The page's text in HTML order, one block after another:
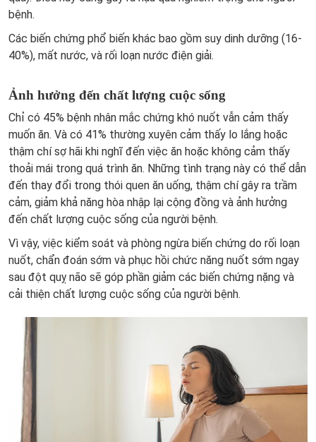
bệnh.
Các biến chứng phổ biến khác bao gồm suy dinh dưỡng (16-
40%), mất nước, và rối loạn nước điện giải.
Ảnh hưởng đến chất lượng cuộc sống
Chỉ có 45% bệnh nhân mắc chứng khó nuốt vẫn cảm thấy
muốn ăn. Và có 41% thường xuyên cảm thấy lo lắng hoặc
thậm chí sợ hãi khi nghĩ đến việc ăn hoặc không cảm thấy
thoải mái trong quá trình ăn. Những tình trạng này có thể dẫn
đến thay đổi trong thói quen ăn uống, thậm chí gây ra trầm
cảm, giảm khả năng hòa nhập lại cộng đồng và ảnh hưởng
đến chất lượng cuộc sống của người bệnh.
Vì vậy, việc kiểm soát và phòng ngừa biến chứng do rối loạn
nuốt, chẩn đoán sớm và phục hồi chức năng nuốt sớm ngay
sau đột quỵ não sẽ góp phần giảm các biến chứng nặng và
cải thiện chất lượng cuộc sống của người bệnh.